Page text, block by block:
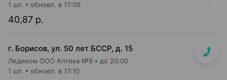
40,87 р.
1 шт. обновл. в 17:09
г. Борисов, ул. 50 лет БССР, д. 15
Ледиком ООО Аптека №9 до 20:00
1 шт. обновл. в 17:10